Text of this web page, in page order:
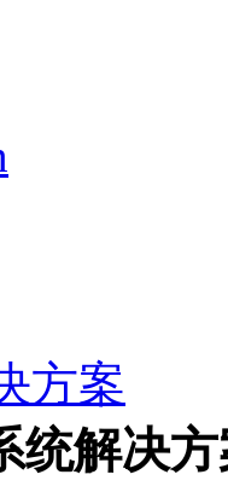
方案
统解决